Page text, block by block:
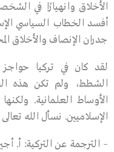
الأخلاق وانهيارًا في
أفسد الخطاب السياسي
جدران الإنصاف والأخلاق
لقد كان في تركيا
الشطط، ولم تكن هذه
الأوساط العلمانية.
الإسلاميين. نسأل الله
– الترجمة عن التركية: أ.